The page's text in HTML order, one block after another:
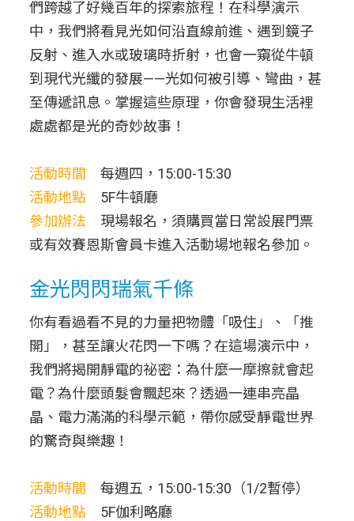
們跨越了好幾百年的探索旅程！在科學演示
中，我們將看見光如何沿直線前進、遇到鏡子
反射、進入水或玻璃時折射，也會一窺從牛頓
到現代光纖的發展——光如何被引導、彎曲，甚
至傳遞訊息。掌握這些原理，你會發現生活裡
處處都是光的奇妙故事！
活動時間
每週四，15:00-15:30
活動地點 5F牛頓廳
參加辦法 現場報名，須購買當日常設展門票
或有效賽恩斯會員卡進入活動場地報名參加。
金光閃閃瑞氣千條
你有看過看不見的力量把物體「吸住」、「推
開」，甚至讓火花閃一下嗎？在這場演示中，
我們將揭開靜電的祕密：為什麼一摩擦就會起
電？為什麼頭髮會飄起來？透過一連串亮晶
晶、電力滿滿的科學示範，帶你感受靜電世界
的驚奇與樂趣！
活動時間
每週五，15:00-15:30（1/2暫停）
活動地點 5F伽利略廳